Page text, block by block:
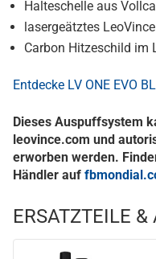
Halteschelle aus
lasergeätztes
Carbon Hitzeschild im
Entdecke LV ONE EVO
Dieses Auspuffsystem
leovince.com und
erworben werden.
Händler auf
ERSATZTEILE &